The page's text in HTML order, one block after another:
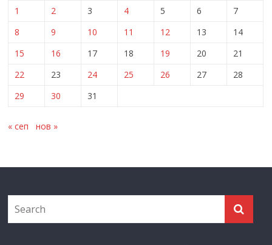
1
2 3 4 5 6
7
8
9 10 11 12 13
14
15
16 17 18 19 20
21
22
23 24 25 26 27
28
29
30 31
« сеп нов »